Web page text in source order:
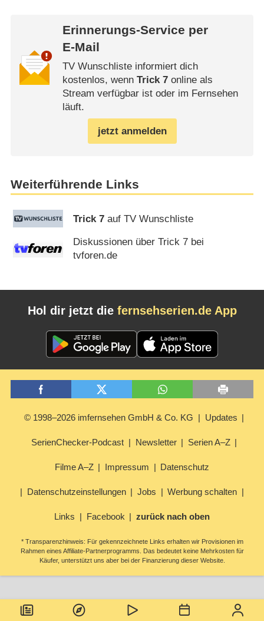
Erinnerungs-Service per
E-Mail
TV Wunschliste informiert dich
kostenlos, wenn Trick 7online als
Stream verfügbar ist oder im Fernsehen
läuft.
jetzt anmelden
Weiterführende Links
Trick 7 auf TV Wunschliste
Diskussionen über Trick 7 bei
tvforen.de
Hol dir jetzt die fernsehserien.de App
© 1998–2026 imfernsehen GmbH & Co. KG Updates
SerienChecker-Podcast Newsletter Serien A–Z
Filme A–Z Impressum Datenschutz
Datenschutzeinstellungen Jobs Werbung schalten
Links Facebook zurück nach oben
* Transparenzhinweis: Für gekennzeichnete Links erhalten wir Provisionen im
Rahmen eines Affiliate-Partnerprogramms. Das bedeutet keine Mehrkosten für
Käufer, unterstützt uns aber bei der Finanzierung dieser Website.